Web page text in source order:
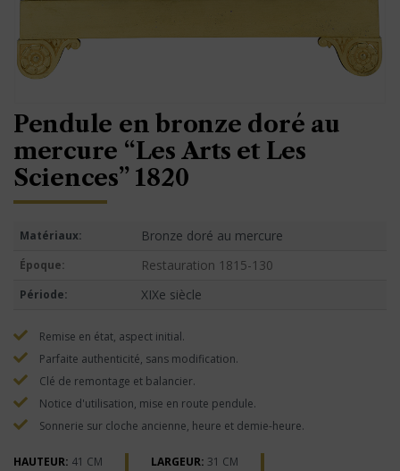
Pendule en bronze doré au
mercure “Les Arts et Les
Sciences” 1820
Matériaux: Bronze doré au mercure
Époque: Restauration 1815-130
Période: XIXe siècle
Remise en état, aspect initial.
Parfaite authenticité, sans modification.
Clé de remontage et balancier.
Notice d'utilisation, mise en route pendule.
Sonnerie sur cloche ancienne, heure et demie-heure.
HAUTEUR: 41 CM LARGEUR: 31 CM